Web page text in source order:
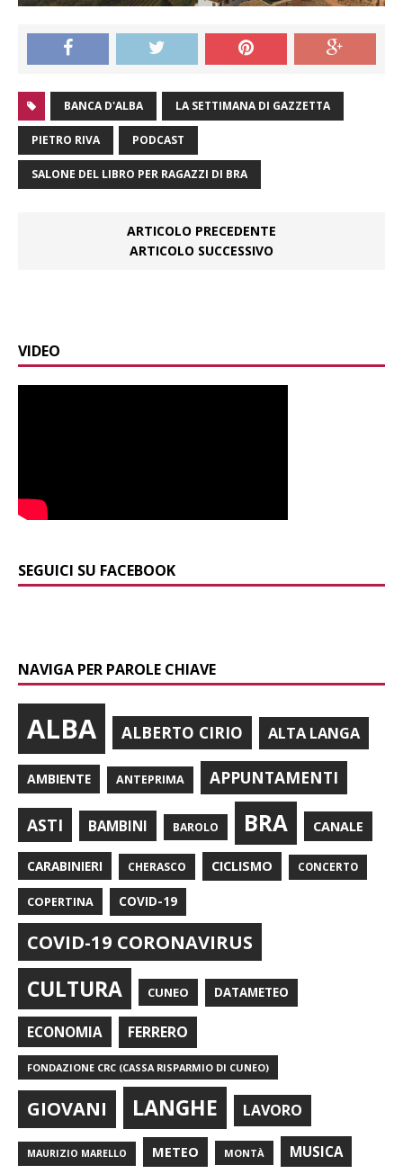
BANCA D'ALBA LA SETTIMANA DI GAZZETTA
PIETRO RIVA PODCAST
SALONE DEL LIBRO PER RAGAZZI DI BRA
ARTICOLO PRECEDENTE
ARTICOLO SUCCESSIVO
VIDEO
SEGUICI SU FACEBOOK
NAVIGA PER PAROLE CHIAVE
ALBA ALBERTO CIRIO ALTA LANGA
AMBIENTE ANTEPRIMA APPUNTAMENTI
ASTI BAMBINI BAROLO BRA CANALE
CARABINIERI CHERASCO CICLISMO CONCERTO
COPERTINA COVID-19
COVID-19 CORONAVIRUS
CULTURA CUNEO DATAMETEO
ECONOMIA FERRERO
FONDAZIONE CRC (CASSA RISPARMIO DI CUNEO)
GIOVANI LANGHE LAVORO
MAURIZIO MARELLO METEO MONTÀ MUSICA